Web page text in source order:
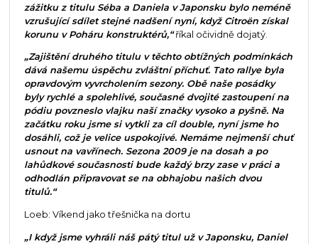
zážitku z titulu Séba a Daniela v Japonsku bylo neméně
vzrušující sdílet stejné nadšení nyní, když Citroën získal
korunu v Poháru konstruktérů,“říkal očividně dojatý.
„Zajištění druhého titulu v těchto obtížných podmínkách
dává našemu úspěchu zvláštní příchuť. Tato rallye byla
opravdovým vyvrcholením sezony. Obě naše posádky
byly rychlé a spolehlivé, současné dvojité zastoupení na
pódiu povzneslo vlajku naší značky vysoko a pyšně. Na
začátku roku jsme si vytkli za cíl double, nyní jsme ho
dosáhli, což je velice uspokojivé. Nemáme nejmenší chuť
usnout na vavřínech. Sezona 2009 je na dosah a po
lahůdkové současnosti bude každý brzy zase v práci a
odhodlán připravovat se na obhajobu našich dvou
titulů.“
Loeb: Víkend jako třešnička na dortu
„I když jsme vyhráli náš pátý titul už v Japonsku, Daniel